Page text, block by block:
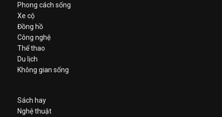
Phong cách sống
Xe cộ
Đồng hồ
Công nghệ
Thể thao
Du lịch
Không gian sống
Sách hay
Nghệ thuật